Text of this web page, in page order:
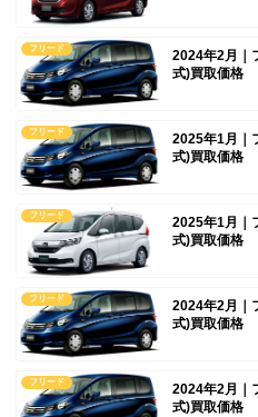
フリード
2024年2月｜
式)買取価格
フリード
2025年1月｜
式)買取価格
フリード
2025年1月｜
式)買取価格
フリード
2024年2月｜
式)買取価格
フリード
2024年2月｜
式)買取価格